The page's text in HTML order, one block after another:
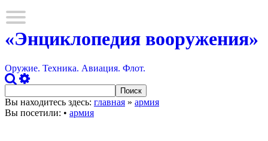
«Энциклопедия вооружения»
Оружие. Техника. Авиация. Флот.
Вы находитесь здесь: главная » армия
Вы посетили: • армия